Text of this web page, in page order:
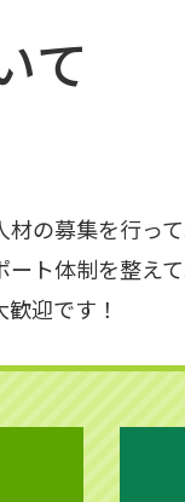
て
の募集を行っ
ト体制を整え
迎です！